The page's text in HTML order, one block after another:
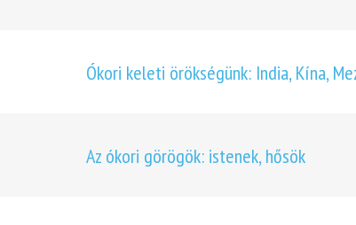
Ókori keleti örökségünk: India, Kína,
Az ókori görögök: istenek, hősök